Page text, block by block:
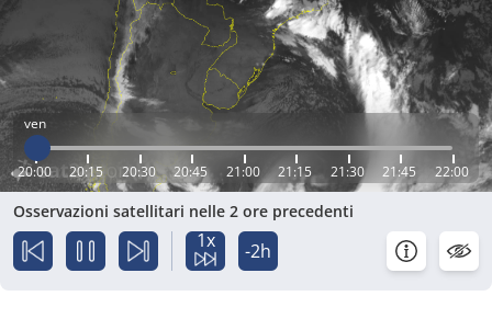
ven
20:00 20:15 20:30 20:45 21:00 21:15 21:30 21:45 22:00
Osservazioni satellitari nelle 2 ore precedenti
1x -2h